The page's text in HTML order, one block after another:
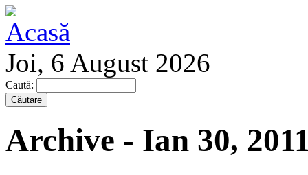
Joi, 6 August 2026
Caută:
Archive - Ian 30,